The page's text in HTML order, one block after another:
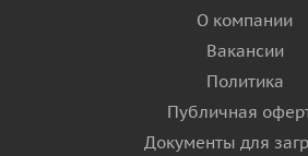
О компании
Вакансии
Политика
Публичная
Документы для